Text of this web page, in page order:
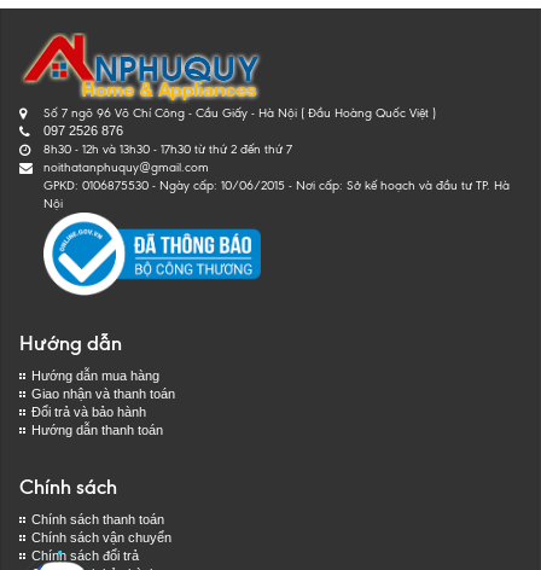
Số 7 ngõ 96 Võ Chí Công - Cầu Giấy - Hà Nội ( Đầu Hoàng Quốc Việt )
097 2526 876
8h30 - 12h và 13h30 - 17h30 từ thứ 2 đến thứ 7
noithatanphuquy@gmail.com
GPKD: 0106875530 - Ngày cấp: 10/06/2015 - Nơi cấp: Sở kế hoạch và đầu tư TP. Hà
Nội
Hướng dẫn
Hướng dẫn mua hàng
Giao nhận và thanh toán
Đổi trả và bảo hành
Hướng dẫn thanh toán
Chính sách
Chính sách thanh toán
Chính sách vận chuyển
Chính sách đổi trả